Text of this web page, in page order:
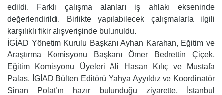
edildi. Farklı çalışma alanları iş ahlakı ekseninde
değerlendirildi. Birlikte yapılabilecek çalışmalarla ilgili
karşılıklı fikir alışverişinde bulunuldu.
İGİAD Yönetim Kurulu Başkanı Ayhan Karahan, Eğitim ve
Araştırma Komisyonu Başkanı Ömer Bedrettin Çiçek,
Eğitim Komisyonu Üyeleri Ali Hasan Kılıç ve Mustafa
Palas, İGİAD Bülten Editörü Yahya Ayyıldız ve Koordinatör
Sinan Polat’ın hazır bulunduğu ziyarette, İstanbul